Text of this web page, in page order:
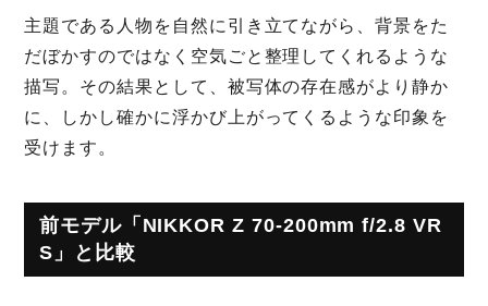
主題である人物を自然に引き立てながら、背景をた
だぼかすのではなく空気ごと整理してくれるような
描写。その結果として、被写体の存在感がより静か
に、しかし確かに浮かび上がってくるような印象を
受けます。
前モデル「NIKKOR Z 70-200mm f/2.8 VR
S」と比較